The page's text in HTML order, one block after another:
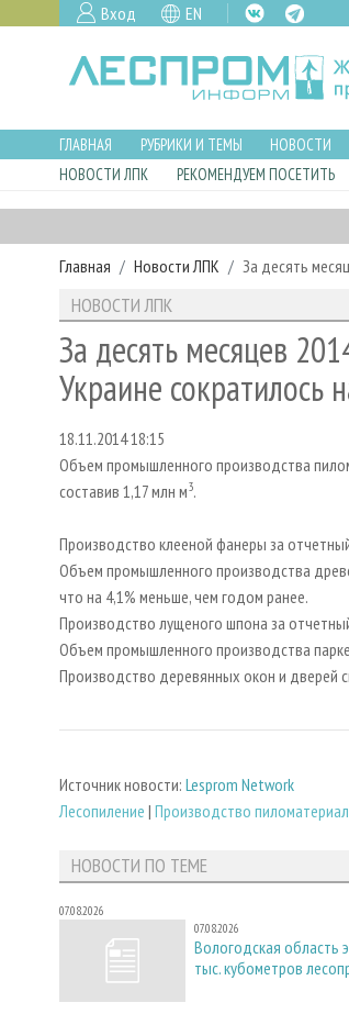
Вход EN
ГЛАВНАЯ РУБРИКИ И ТЕМЫ НОВОСТИ
НОВОСТИ ЛПК
РЕКОМЕНДУЕМ ПОСЕТИТЬ
Главная Новости ЛПК За десять
НОВОСТИ ЛПК
За десять месяцев
Украине сократилось
18.11.2014 18:15
Объем промышленного производства
составив 1,17 млн м3.
Производство клееной фанеры за
Объем промышленного производства
что на 4,1% меньше, чем годом ранее.
Производство лущеного шпона за
Объем промышленного производства
Производство деревянных окон и дверей
Источник новости: Lesprom Network
Лесопиление | Производство
НОВОСТИ ПО ТЕМЕ
07.08.2026
07.08.2026
Вологодская область
тыс. кубометров